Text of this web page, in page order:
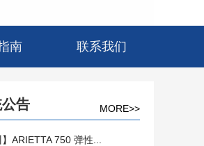
南 联系我们
告 MORE>>
】ARIETTA 750 弹性...